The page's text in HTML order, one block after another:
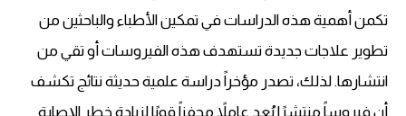
تكمن أهمية هذه الدراسات في تمكين الأطباء والباحثين من
تطوير علاجات جديدة تستهدف هذه الفيروسات أو تقي من
انتشارها. لذلك، تصدر مؤخراً دراسة علمية حديثة نتائج تكشف
أن فيروساً منتشرًا يُعد عاملاً محفزاً قويًا لزيادة خطر الإصابة